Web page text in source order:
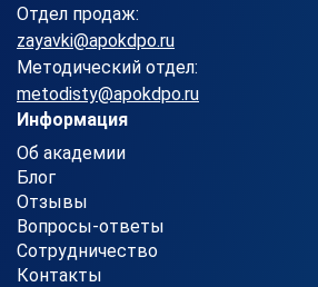
Отдел продаж:
zayavki@apokdpo.ru
Методический отдел:
metodisty@apokdpo.ru
Информация
Об академии
Блог
Отзывы
Вопросы-ответы
Сотрудничество
Контакты